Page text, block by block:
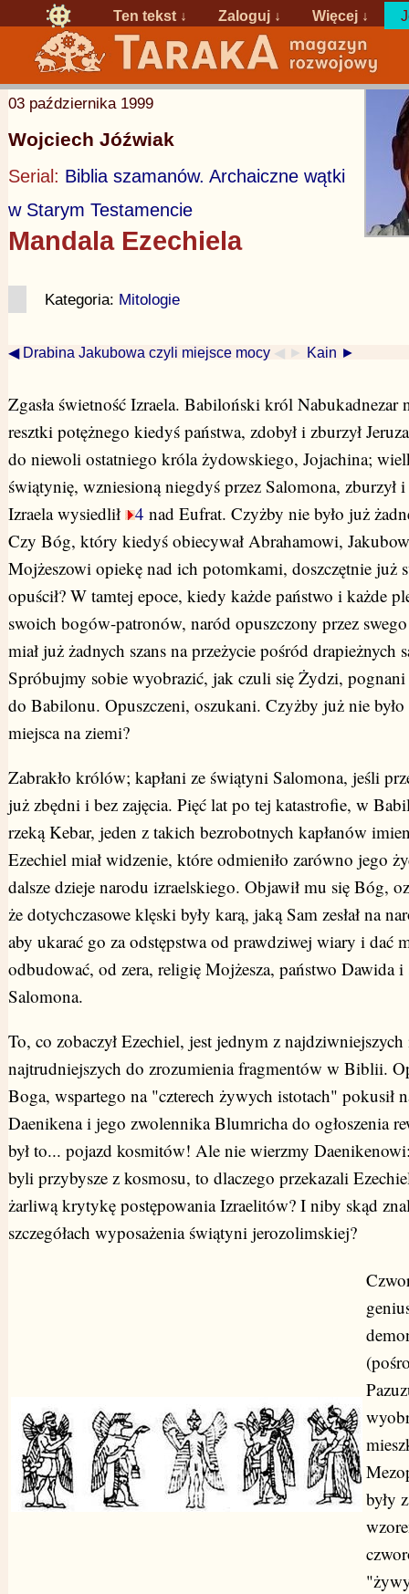
Ten tekst ↓ Zaloguj ↓ Więcej ↓
03 października 1999
Wojciech Jóźwiak
Serial: Biblia szamanów. Archaiczne wątki
w Starym Testamencie
Mandala Ezechiela
Kategoria: Mitologie
◀ Drabina Jakubowa czyli miejsce mocy ◀ ► Kain ►
Zgasła świetność Izraela. Babiloński król Nabukadnezar
resztki potężnego kiedyś państwa, zdobył i zburzył
do niewoli ostatniego króla żydowskiego, Jojachina;
świątynię, wzniesioną niegdyś przez Salomona, zburzył i
Izraela wysiedlił
4 nad Eufrat. Czyżby nie było już
Czy Bóg, który kiedyś obiecywał Abrahamowi,
Mojżeszowi opiekę nad ich potomkami, doszczętnie już
opuścił? W tamtej epoce, kiedy każde państwo i każde
swoich bogów-patronów, naród opuszczony przez
miał już żadnych szans na przeżycie pośród drapieżnych
Spróbujmy sobie wyobrazić, jak czuli się Żydzi,
do Babilonu. Opuszczeni, oszukani. Czyżby już nie
miejsca na ziemi?
Zabrakło królów; kapłani ze świątyni Salomona, jeśli
już zbędni i bez zajęcia. Pięć lat po tej katastrofie, w
rzeką Kebar, jeden z takich bezrobotnych kapłanów
Ezechiel miał widzenie, które odmieniło zarówno jego
dalsze dzieje narodu izraelskiego. Objawił mu się Bóg,
że dotychczasowe klęski były karą, jaką Sam zesłał na
aby ukarać go za odstępstwa od prawdziwej wiary i dać
odbudować, od zera, religię Mojżesza, państwo Dawida
Salomona.
To, co zobaczył Ezechiel, jest jednym z najdziwniejszych
najtrudniejszych do zrozumienia fragmentów w Biblii.
Boga, wspartego na "czterech żywych istotach" pokusił
Daenikena i jego zwolennika Blumricha do ogłoszenia
był to... pojazd kosmitów! Ale nie wierzmy
byli przybysze z kosmosu, to dlaczego przekazali
żarliwą krytykę postępowania Izraelitów? I niby skąd
szczegółach wyposażenia świątyni jerozolimskiej?
były